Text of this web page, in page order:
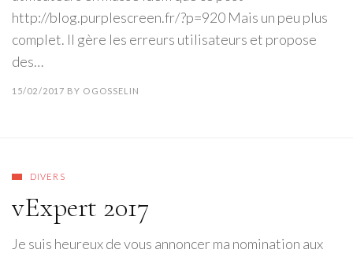
http://blog.purplescreen.fr/?p=920 Mais un peu plus
complet. Il gère les erreurs utilisateurs et propose
des…
15/02/2017 BY OGOSSELIN
DIVERS
vExpert 2017
Je suis heureux de vous annoncer ma nomination aux